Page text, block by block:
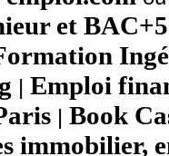
et
| Emploi
| Book
immobilier,